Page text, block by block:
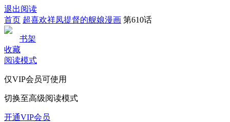
退出阅读
首页 超喜欢祥凤提督的舰娘漫画 第610话
书架
收藏
阅读模式
仅VIP会员可使用
切换至高级阅读模式
开通VIP会员